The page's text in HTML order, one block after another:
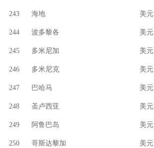
243 海地 美元
244 波多黎各 美元
245 多米尼加 美元
246 多米尼克 美元
247 巴哈马 美元
248 圣卢西亚 美元
249 阿鲁巴岛 美元
250 哥斯达黎加 美元